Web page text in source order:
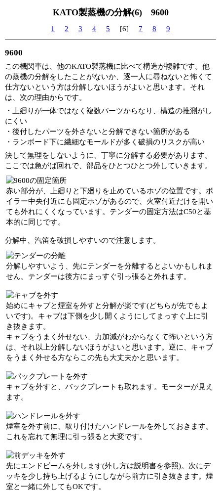
KATO製蒸機の分解(6) 9600
1 2 3 4 5 [6] 7 8 9
9600
この機関車は、他のKATO製蒸機に比べて構造が複雑です。他
の蒸機の分解をしたことがないか、逐一人に尋ねないと怖くて
仕方ないという方は分解しないほうがよいと思います。それ
は、次の理由からです。
・上廻りが一体ではなく複数パーツからなり、構造の推測がし
にくい
・後付したパーツを外さないと分解できない箇所がある
・ランボード下に繊細なモールドが多く破損のリスクが高い
決して無理をしないように、丁寧に分解する必要があります。
ここでは急がば回れで、部品をひとつひとつ外していきます。
赤い部分が、上廻りと下廻りを止めているホゾの位置です。ボ
イラー中央付近にも固定ホゾがあるので、火室付近だけを開い
ても外れにくくなっています。テンダーの固定方法はC50と基
本的に同じです。
分解中、汽笛を破損しやすいので注意します。
分解しやすいよう、先にテンダーを分離するとよいかもしれま
せん。テンダーは後方にまっすぐ引っ張ると外れます。
始めにキャブと煙室を外すと分解が楽です(どちらが先でもよ
いです)。キャブは下側を少し開くようにしてまっすぐ上に引
き抜きます。
キャブをうまく外せない、力加減がわからなくて怖いという方
は、それ以上分解しないほうがよいと思います。逆に、キャブ
をうまく外せる方ならこの先も大丈夫かと思います。
キャブを外すと、バックプレートも取れます。モーターが見え
ます。
煙室を外す前に、取り付けたハンドレールを外しておきます。
これを忘れて無理に引っ張ると大変です。
先にエンドビームを外します(外し方は説明書を参照)。次にデ
ッキを少し持ち上げるようにしながら前方に引き抜きます。煙
室と一緒に外してもOKです。